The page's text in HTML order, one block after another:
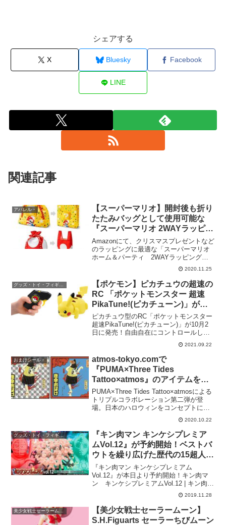
シェアする
X Bluesky Facebook
LINE
関連記事
アパレル・
【スーパーマリオ】開封後も折り
たたみバッグとして使用可能な
『スーパーマリオ 2WAYラッピン
グバッグ』がAmazon他にて予約
開始！2サイズ・クリスマス向
け。
Amazonにて、クリスマスプレゼントなど
のラッピングに最適な「スーパーマリオ
ホーム＆パーティ 2WAYラッピングバ
ッグL（マリオ）」と、「スーパーマリオ
ホーム＆パーティ 2WAYラッピングバ
ッグS（スーパーキノコ）」が予約開始。
スーパ...
2020.11.25
【ポケモン】ピカチュウの超速の
RC 「ポケットモンスター 超速
PikaTune!(ピカチューン)」が予
約受付中。10月2日発売【ラジコ
ン】
ピカチュウ型のRC「ポケットモンスター
超速PikaTune!(ピカチューン)」が10月2
日に発売！自由自在にコントロールして
PikaTune!(ピカチューン)わざを極め
ろ！！ダッシュ・バック、左右旋回、さ
らに2本脚で立ち上がり高速回転！キ...
2021.09.22
おまけシール・
atmos-tokyo.comで
『PUMA×Three Tides
Tattoo×atmos』のアイテムを購
入すると、ビックリマン風シール
がもらえる。アパレル＞抽選申込
受付中。シューズ＞2020年10月
27日（水）9:00〜受付開始。
PUMA×Three Tides Tattoo×atmosによる
トリプルコラボレーション第二弾が登
場。日本のハロウィンをコンセプトに、
百鬼夜行を描いた妖怪シリーズのPUMA
SUEDEや、Tシャツ、スウェットなどが
発売される。ITEM: P...
2020.10.22
グッズ・トイ・フィギュア・
『キン肉マン キンケシプレミア
ムVol.12』が予約開始！ベストバ
ウトを繰り広げた歴代の15超人の
完全新規造形アナザーポーズ！
『キン肉マン キンケシプレミアム
Vol.12』が本日より予約開始！キン肉マ
ン キンケシプレミアムVol.12 | キン肉マ
ン 趣味・コレクション | プレミアムバン
ダイ公式通販キンケシプレミアムの第12
弾は、ベストバウトを繰り広げた歴代の
超...
2019.11.28
美少女戦士セーラームーン・
【美少女戦士セーラームーン】
S.H.Figuarts セーラーちびムーン